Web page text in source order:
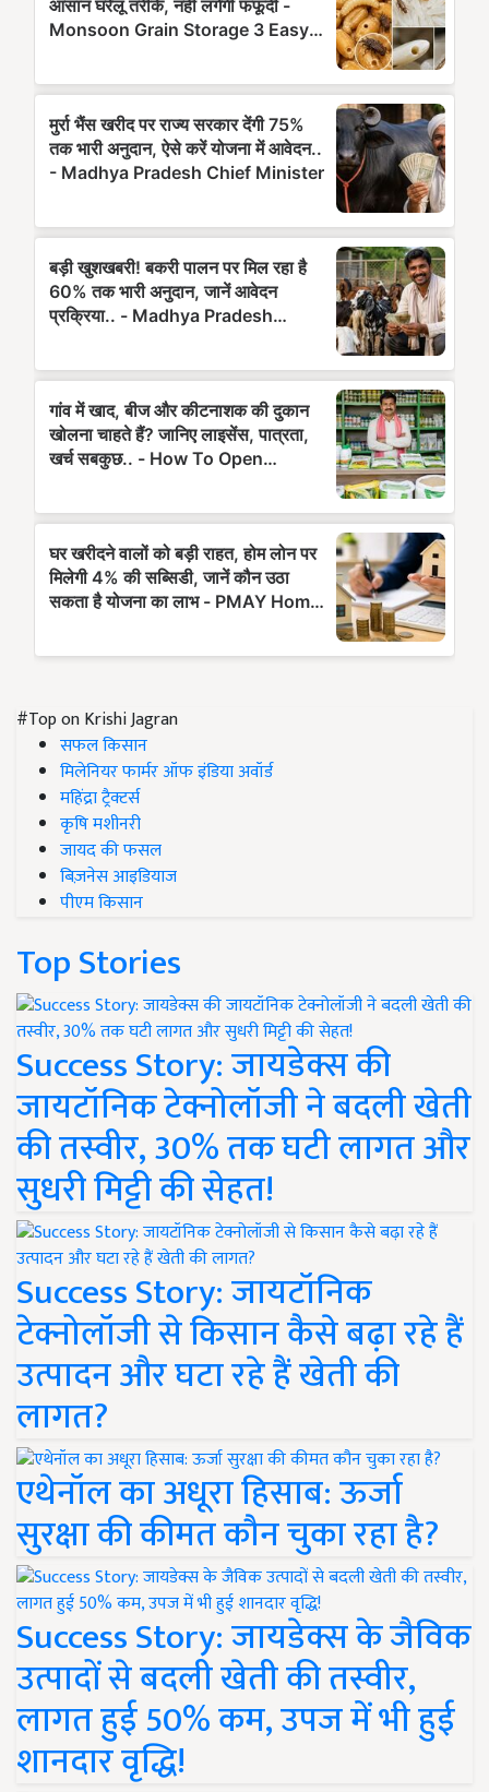
#Top on Krishi Jagran
सफल किसान
मिलेनियर फार्मर ऑफ इंडिया अवॉर्ड
महिंद्रा ट्रैक्टर्स
कृषि मशीनरी
जायद की फसल
बिज़नेस आइडियाज
पीएम किसान
Top Stories
Success Story: जायडेक्स की
जायटॉनिक टेक्नोलॉजी ने बदली खेती
की तस्वीर, 30% तक घटी लागत और
सुधरी मिट्टी की सेहत!
Success Story: जायटॉनिक
टेक्नोलॉजी से किसान कैसे बढ़ा रहे हैं
उत्पादन और घटा रहे हैं खेती की
लागत?
एथेनॉल का अधूरा हिसाब: ऊर्जा
सुरक्षा की कीमत कौन चुका रहा है?
Success Story: जायडेक्स के जैविक
उत्पादों से बदली खेती की तस्वीर,
लागत हुई 50% कम, उपज में भी हुई
शानदार वृद्धि!